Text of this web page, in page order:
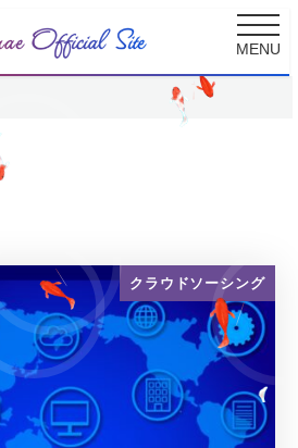
MENU
クラウドソーシング